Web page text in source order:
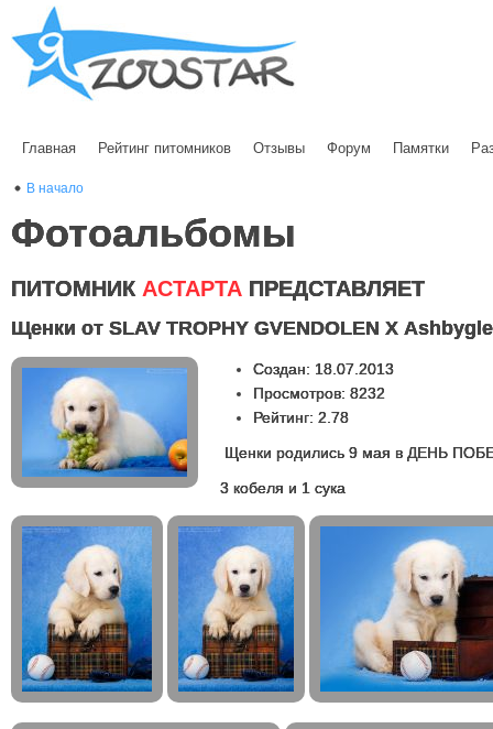
Главная Рейтинг питомников Отзывы Форум Памятки
В начало
Фотоальбомы
ПИТОМНИК АСТАРТА ПРЕДСТАВЛЯЕТ
Щенки от SLAV TROPHY GVENDOLEN Х
Создан: 18.07.2013
Просмотров: 8232
Рейтинг: 2.78
Щенки родились 9 мая в ДЕНЬ
3 кобеля и 1 сука